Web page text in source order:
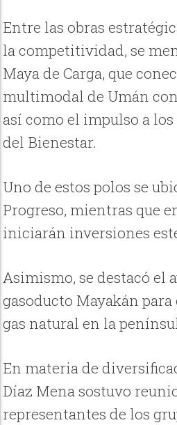
Entre las obras
la competitividad, se
Maya de Carga, que
multimodal de Umán
así como el impulso a
del Bienestar.
Uno de estos polos se
Progreso, mientras que
iniciarán inversiones
Asimismo, se destacó el
gasoducto Mayakán
gas natural en la
En materia de
Díaz Mena sostuvo
representantes de los